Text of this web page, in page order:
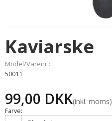
Kaviarske
Model/Varenr.:
50011
99,00 DKK(inkl. moms)
Farve: